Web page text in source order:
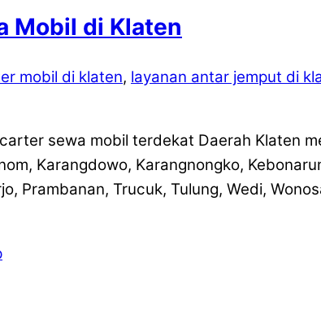
Mobil di Klaten
mobil di klaten, layanan antar jemput di
sewa mobil terdekat Daerah Klaten
Karangdowo, Karangnongko,
Prambanan, Trucuk, Tulung, Wedi,